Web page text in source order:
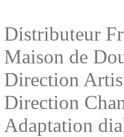
Distributeur
Maison de
Direction
Direction
Adaptation